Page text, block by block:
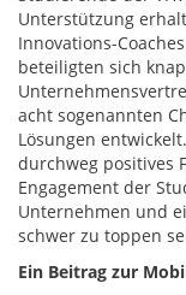
Unterstützung
Innovations-
beteiligten sich
acht sogenannten
Lösungen
durchweg positives
Engagement der
Unternehmen und
schwer zu toppen
Ein Beitrag zur